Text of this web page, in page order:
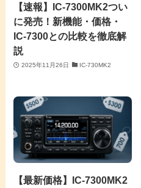
【速報】IC-7300MK2つい
に発売！新機能・価格・
IC-7300との比較を徹底解
説
2025年11月26日 IC-730MK2
【最新価格】IC-7300MK2